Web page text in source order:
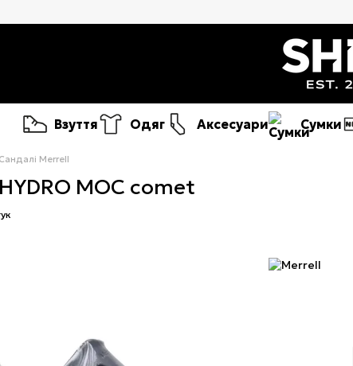
Взуття Одяг Аксесуари Сумки
Сандалі Merrell
MOC comet